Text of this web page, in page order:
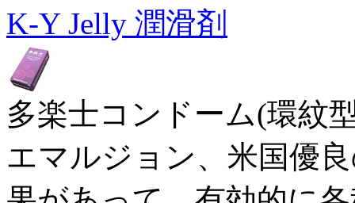
K-Y Jelly 潤滑剤
多楽士コンドーム(環紋
エマルジョン、米国優